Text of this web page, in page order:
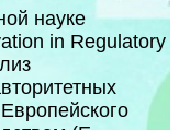
науке
in Regulatory